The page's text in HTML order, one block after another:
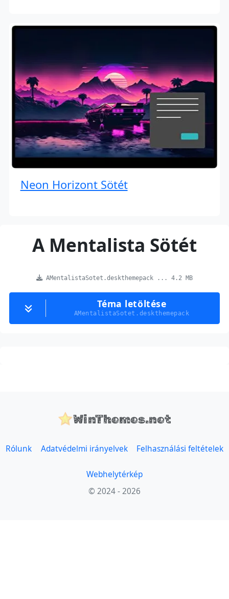
Neon Horizont Sötét
A Mentalista Sötét
AMentalistaSotet.deskthemepack ... 4.2 MB
Téma letöltése
AMentalistaSotet.deskthemepack
WinThemes.net
Rólunk Adatvédelmi irányelvek Felhasználási feltételek
Webhelytérkép
© 2024 - 2026